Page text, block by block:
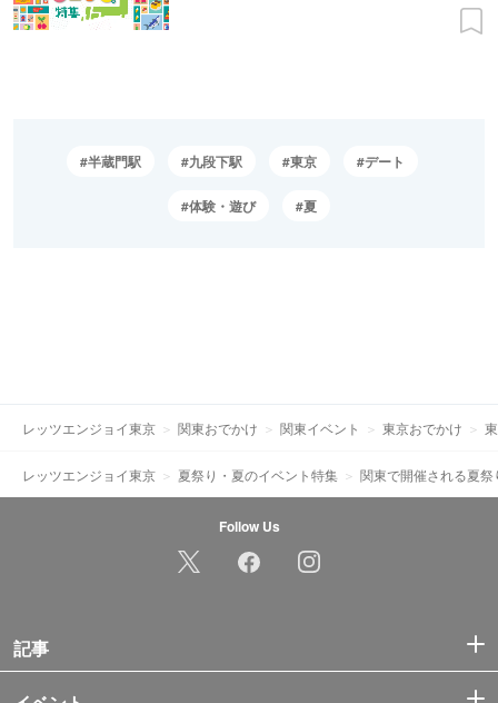
半蔵門駅 九段下駅 東京 デート
体験・遊び 夏
レッツエンジョイ東京 関東おでかけ 関東イベント 東京おでかけ
レッツエンジョイ東京 夏祭り・夏のイベント特集 関東で開催される夏
Follow Us
記事